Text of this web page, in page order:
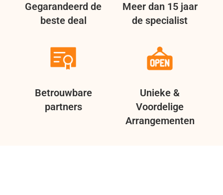
Gegarandeerd de
beste deal
Meer dan 15 jaar
de specialist
Betrouwbare
partners
Unieke &
Voordelige
Arrangementen